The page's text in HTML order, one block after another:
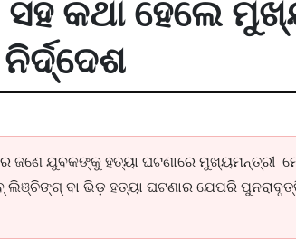
କଥା ହେଲେ
ଜଣେ ଯୁବକଙ୍କୁ ହତ୍ୟା ଘଟଣାରେ ମୁଖ୍ୟମନ୍ତ୍ରୀ
ଲିଞ୍ଚିଙ୍ଗ୍ ବା ଭିଡ଼ ହତ୍ୟା ଘଟଣାର ଯେପରି